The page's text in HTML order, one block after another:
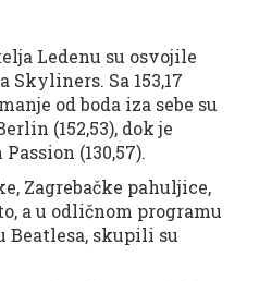
Ledenu su osvojile
Sa 153,17
od boda iza sebe su
(152,53), dok je
(130,57).
Zagrebačke pahuljice,
a u odličnom programu
skupili su